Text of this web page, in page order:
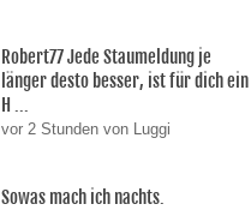
Robert77 Jede Staumeldung je
länger desto besser, ist für dich ein
H ...
vor 2 Stunden von Luggi
Sowas mach ich nachts.